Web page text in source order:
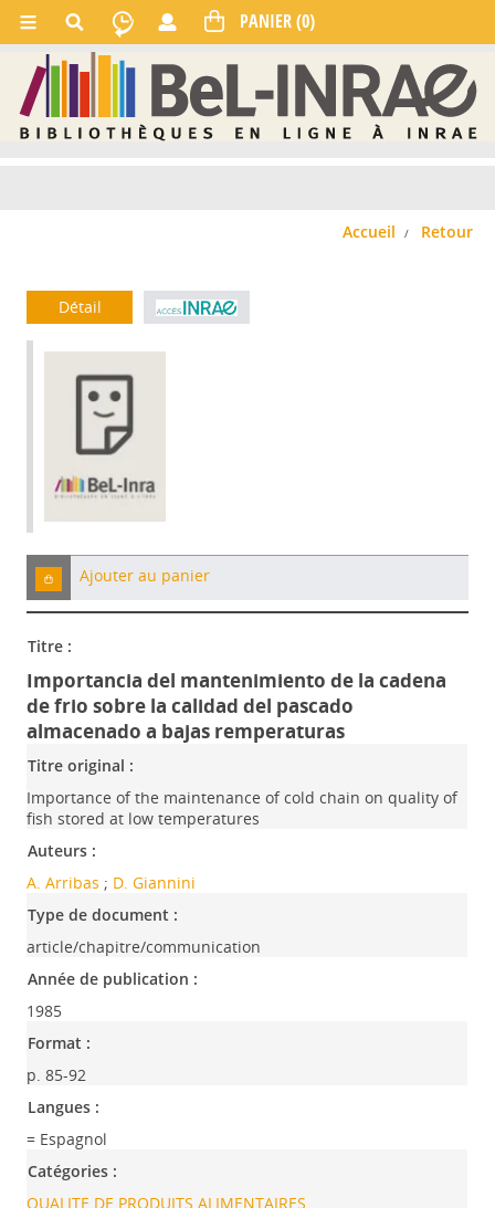
Accueil Retour
Détail
Ajouter au panier
Titre :
Importancia del mantenimiento de la cadena
de frio sobre la calidad del pascado
almacenado a bajas remperaturas
Titre original :
Importance of the maintenance of cold chain on quality of
fish stored at low temperatures
Auteurs :
A. Arribas ; D. Giannini
Type de document :
article/chapitre/communication
Année de publication :
1985
Format :
p. 85-92
Langues :
= Espagnol
Catégories :
QUALITE DE PRODUITS ALIMENTAIRES